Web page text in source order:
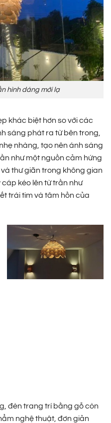
hình dáng mới lạ
khác biệt hơn so với các
sáng phát ra từ bên trong,
nhàng, tạo nên ánh sáng
như một nguồn cảm hứng
thư giãn trong không gian
kéo lên từ trần như
trái tim và tâm hồn của
đèn trang trí bằng gỗ còn
nghệ thuật, đơn giản